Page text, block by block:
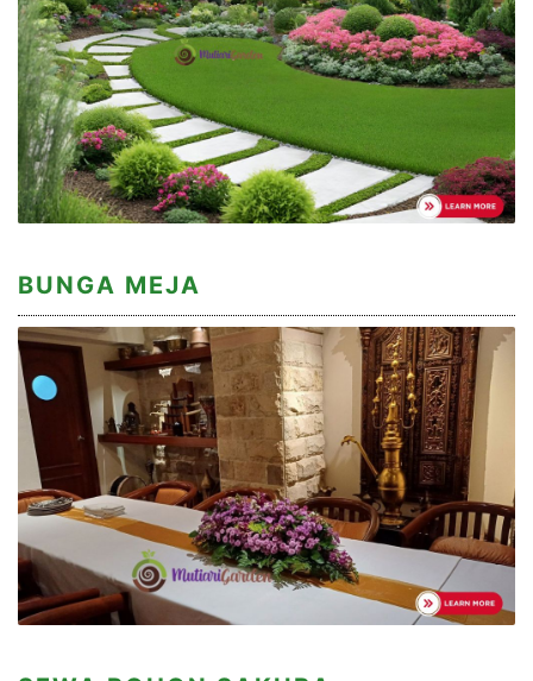
BUNGA MEJA